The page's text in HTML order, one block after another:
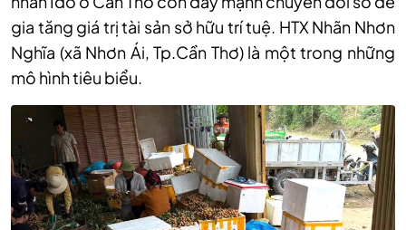
gia tăng giá trị tài sản sở hữu trí tuệ. HTX Nhãn Nhơn
Nghĩa (xã Nhơn Ái, Tp.Cần Thơ) là một trong những
mô hình tiêu biểu.